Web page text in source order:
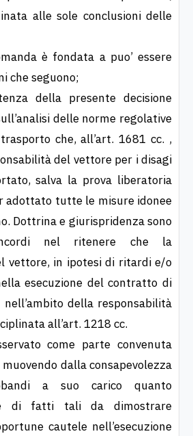
alle sole conclusioni delle
è fondata a puo’ essere
che seguono;
della presente decisione
delle norme regolative
che, all’art. 1681 cc. ,
del vettore per i disagi
salva la prova liberatoria
adottato tutte le misure idonee
Dottrina e giurispridenza sono
nel ritenere che la
vettore, in ipotesi di ritardi e/o
esecuzione del contratto di
della responsabilità
all’art. 1218 cc.
come parte convenuta
dalla consapevolezza
a suo carico quanto
di fatti tali da dimostrare
cautele nell’esecuzione